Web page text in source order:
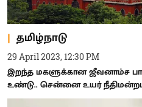
தமிழ்நாடு
29 April 2023, 12:30 PM
இறந்த மகளுக்கான ஜீவனாம்ச
உண்டு.. சென்னை உயர் நீதிமன்றம்